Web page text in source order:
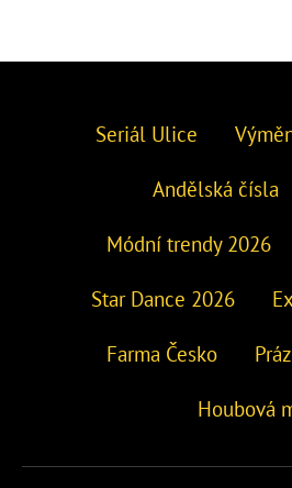
Seriál Ulice
Andělská čísla
Módní trendy 2026
Star Dance 2026
Farma Česko
Houbová